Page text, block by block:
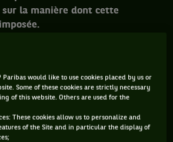
sur la manière dont cette
2006 du tournoi de
introduit pour la première
le Hawk-Eye. Retour sur
cette technologie du
siècle s’est imposée
Paribas would like to use cookies placed by us or
Some of these cookies are strictly necessary
of this website. Others are used for the
These cookies allow us to personalize and
of the Site and in particular the display of